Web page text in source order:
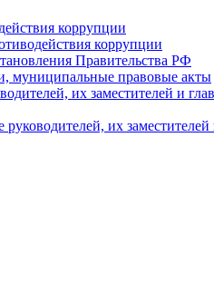
коррупции
коррупции
Правительства РФ
муниципальные правовые акты
их заместителей и
руководителей, их